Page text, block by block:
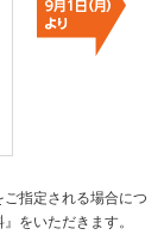
指定される場合につ
をいただきます。